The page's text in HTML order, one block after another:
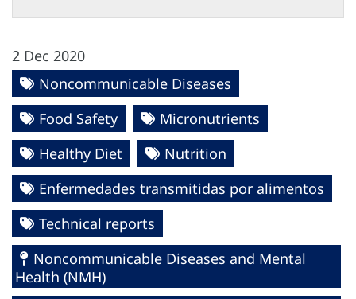
2 Dec 2020
Noncommunicable Diseases
Food Safety
Micronutrients
Healthy Diet
Nutrition
Enfermedades transmitidas por alimentos
Technical reports
Noncommunicable Diseases and Mental
Health (NMH)